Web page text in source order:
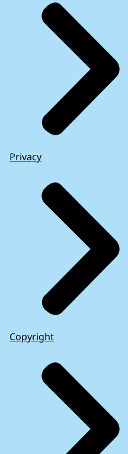
Privacy
Copyright